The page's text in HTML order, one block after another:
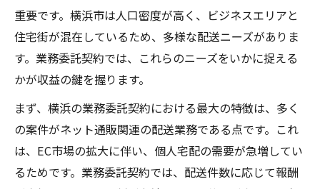
重要です。横浜市は人口密度が高く、ビジネスエリアと
住宅街が混在しているため、多様な配送ニーズがありま
す。業務委託契約では、これらのニーズをいかに捉える
かが収益の鍵を握ります。
まず、横浜の業務委託契約における最大の特徴は、多く
の案件がネット通販関連の配送業務である点です。これ
は、EC市場の拡大に伴い、個人宅配の需要が急増してい
るためです。業務委託契約では、配送件数に応じて報酬